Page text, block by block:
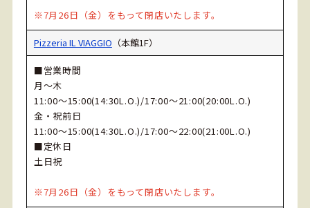
※7月26日（金）をもって閉店いたします。
Pizzeria IL VIAGGIO （本館1F）
■営業時間
月～木
11:00～15:00(14:30L.O.)/17:00～21:00(20:00L.O.)
金・祝前日
11:00～15:00(14:30L.O.)/17:00～22:00(21:00L.O.)
■定休日
土日祝
※7月26日（金）をもって閉店いたします。